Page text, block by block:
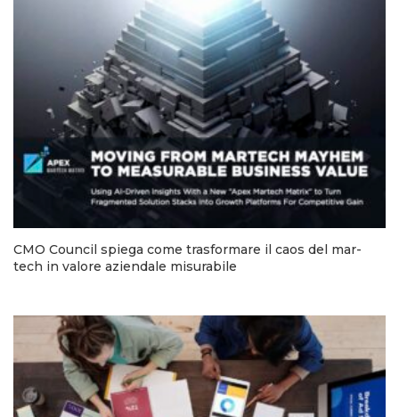
CMO Council spiega come trasformare il caos del mar-
tech in valore aziendale misurabile